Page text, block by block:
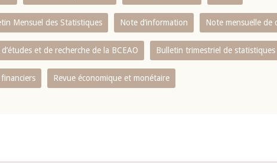
Mensuel des Statistiques Note d’information Note mensuelle de
et de recherche de la BCEAO Bulletin trimestriel de statistiques
Revue économique et monétaire